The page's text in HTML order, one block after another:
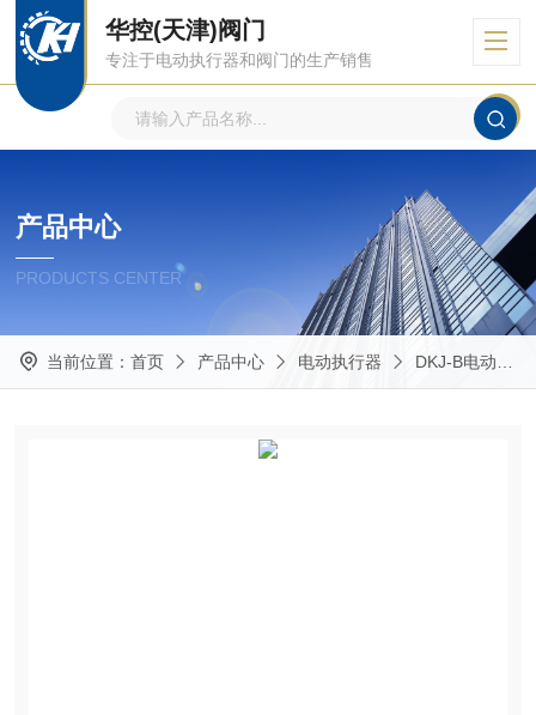
华控(天津)阀门
专注于电动执行器和阀门的生产销售
产品中心
PRODUCTS CENTER
当前位置： 首页 产品中心 电动执行器 DKJ-B电动执行器